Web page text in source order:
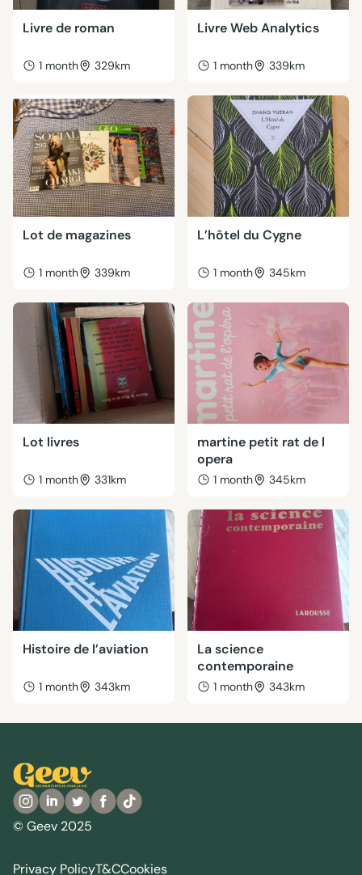
Livre de roman
1 month 329km
Livre Web Analytics
1 month 339km
Lot de magazines
1 month 339km
L’hôtel du Cygne
1 month 345km
Lot livres
1 month 331km
martine petit rat de l
opera
1 month 345km
Histoire de l’aviation
1 month 343km
La science
contemporaine
1 month 343km
© Geev 2025
Privacy PolicyT&CCookies